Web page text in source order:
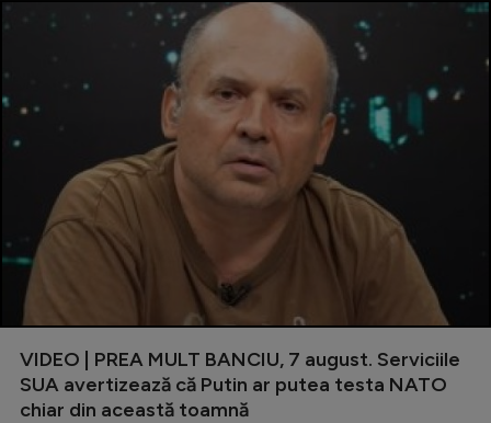
VIDEO | PREA MULT BANCIU, 7 august. Serviciile
SUA avertizează că Putin ar putea testa NATO
chiar din această toamnă